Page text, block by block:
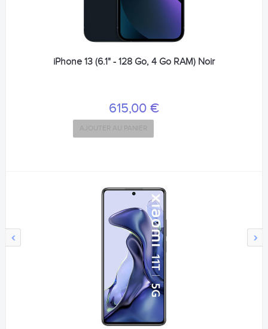
‹ ›
iPhone 13 (6.1" - 128 Go, 4 Go RAM) Noir
615,00 €
AJOUTER AU PANIER